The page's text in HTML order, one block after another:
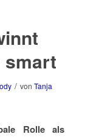
smart
/ vonTanja
Rolle als